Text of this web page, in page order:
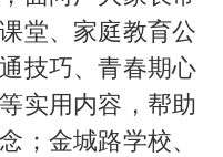
堂、家庭教育公
技巧、青春期心
实用内容，帮助
；金城路学校、